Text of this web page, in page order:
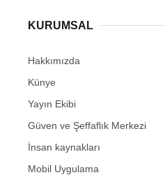
KURUMSAL
Hakkımızda
Künye
Yayın Ekibi
Güven ve Şeffaflık Merkezi
İnsan kaynakları
Mobil Uygulama